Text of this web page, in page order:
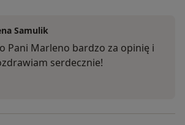
Samulik
Pani Marleno bardzo za opinię i
serdecznie!